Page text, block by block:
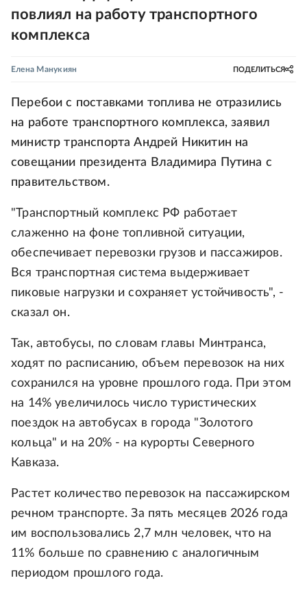
повлиял на работу транспортного
комплекса
Елена Манукиян ПОДЕЛИТЬСЯ
Перебои с поставками топлива не отразились
на работе транспортного комплекса, заявил
министр транспорта Андрей Никитин на
совещании президента Владимира Путина с
правительством.
"Транспортный комплекс РФ работает
слаженно на фоне топливной ситуации,
обеспечивает перевозки грузов и пассажиров.
Вся транспортная система выдерживает
пиковые нагрузки и сохраняет устойчивость", -
сказал он.
Так, автобусы, по словам главы Минтранса,
ходят по расписанию, объем перевозок на них
сохранился на уровне прошлого года. При этом
на 14% увеличилось число туристических
поездок на автобусах в города "Золотого
кольца" и на 20% - на курорты Северного
Кавказа.
Растет количество перевозок на пассажирском
речном транспорте. За пять месяцев 2026 года
им воспользовались 2,7 млн человек, что на
11% больше по сравнению с аналогичным
периодом прошлого года.